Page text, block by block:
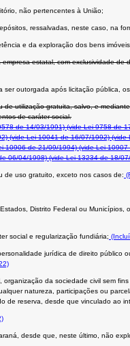
não pertencentes à União;
ressalvadas, neste caso, na
e da exploração dos bens
estatal, com exclusividade
outorgada após licitação pública,
utilização gratuita, salvo, e
de caráter social.
de 14/03/1991)(vide Lei 9758 de
(vide Lei 10041 de 16/07/1992)(vide
10906 de 21/09/1994)(vide Lei 10907
06/04/1998)(vide Lei 13234 de 18/
de uso gratuito, exceto nos casos de:
Distrito Federal ou
social e regularização fundiária;
jurídica de direito
da sociedade civil sem
natureza, participações ou
de reserva, desde que vinculado ao
desde que, neste último, não